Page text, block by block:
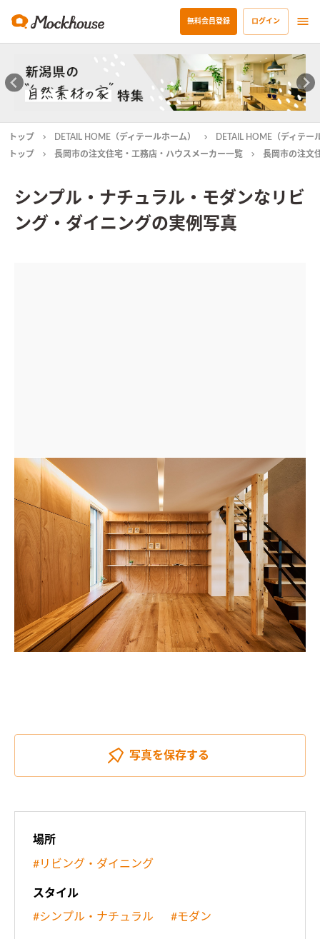
無料会員登録 ログイン
トップ DETAIL HOME（ディテールホーム）
DETAIL HOME（ディテ
トップ
長岡市の注文住宅・工務店・ハウスメーカー一覧 長岡市の注文
シンプル・ナチュラル・モダンなリビ
ング・ダイニングの実例写真
一面の飾り棚は、本を置いたり、趣味のグッズを置いた
りできる。背面のべニアが飾ったものを惹きたてる。
写真を保存する
場所
#リビング・ダイニング
スタイル
#シンプル・ナチュラル #モダン